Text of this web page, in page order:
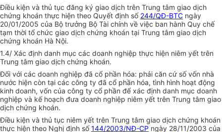
Điều kiện và thủ tục đăng ký giao dịch trên Trung tâm giao dịch
chứng khoán thực hiện theo Quyết định số 244/QĐ-BTC ngày
20/01/2005 của Bộ trưởng Bộ Tài chính về việc ban hành Quy chế
tạm thời tổ chức giao dịch chứng khoán tại Trung tâm giao dịch
chứng khoán Hà Nội.
1.4/ Xác định danh mục các doanh nghiệp thực hiện niêm yết trên
Trung tâm giao dịch chứng khoán.
Đối với các doanh nghiệp đã cổ phần hóa: phải căn cứ số vốn nhà
nước hiện còn tại các công ty đã cổ phần hóa, tình hình hoạt động
kinh doanh, vốn của công ty cổ phần để xác định danh mục doanh
nghiệp và kế hoạch đưa doanh nghiệp niêm yết trên Trung tâm giao
dịch chứng khoán.
Điều kiện và thủ tục niêm yết trên Trung tâm giao dịch chứng khoán
thực hiện theo Nghị định số144/2003/NĐ-CP ngày 28/11/2003 của